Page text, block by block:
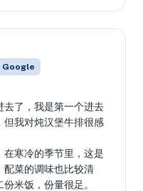
Google
去了，我是第一个进去
但我对炖汉堡牛排很感
寒冷的季节里，这是
配菜的调味也比较清
米饭，份量很足。